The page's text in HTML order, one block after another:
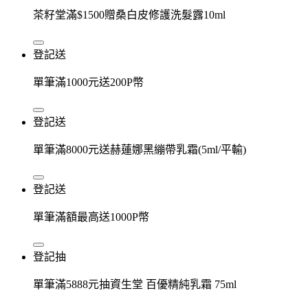
茶籽堂滿$1500贈桑白皮修護洗髮露10ml
登記送
單筆滿1000元送200P幣
登記送
單筆滿8000元送赫蓮娜黑繃帶乳霜(5ml/平輸)
登記送
單筆滿額最高送1000P幣
登記抽
單筆滿5888元抽資生堂 百優精純乳霜 75ml